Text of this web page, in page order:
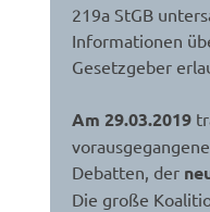
219a StGB
Informationen
Gesetzgeber
Am 29.03.2019
Debatten, der
Die große